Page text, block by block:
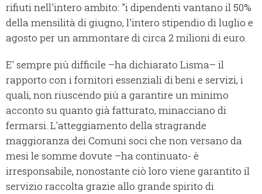
rifiuti nell'intero ambito: "i dipendenti vantano il 50%
della mensilità di giugno, l'intero stipendio di luglio e
agosto per un ammontare di circa 2 milioni di euro.
E' sempre più difficile –ha dichiarato Lisma– il
rapporto con i fornitori essenziali di beni e servizi, i
quali, non riuscendo più a garantire un minimo
acconto su quanto già fatturato, minacciano di
fermarsi. L'atteggiamento della stragrande
maggioranza dei Comuni soci che non versano da
mesi le somme dovute –ha continuato- è
irresponsabile, nonostante ciò loro viene garantito il
servizio raccolta grazie allo grande spirito di